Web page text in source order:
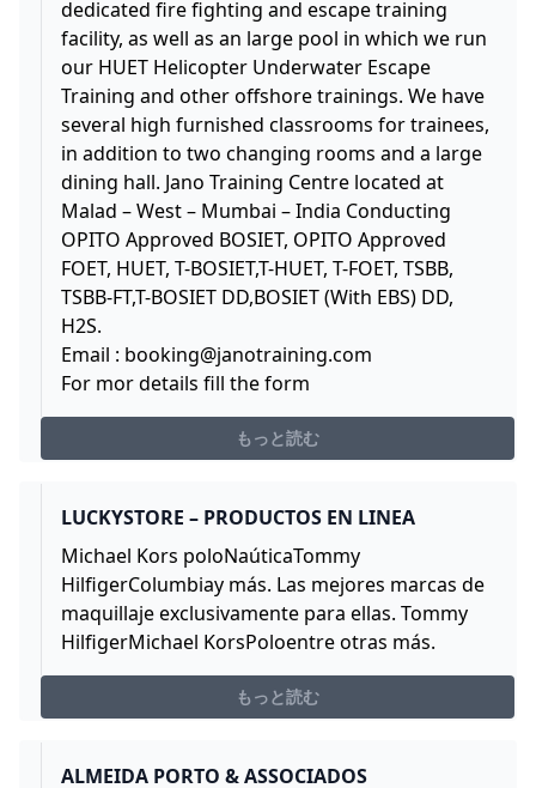
TRAINING BOSIET-EBS-DD T-BOSIET-DD
BOSIET-EBS FOET-EBS HUET-EBS T-BOSIET T-
FOET T-HUET TSBB F-TSBB BEST H2S TRAINING
CENTER BEST BOSIET TRAINING CENTER BEST
FOET TRAINING CENTER BEST HUET TRAINING
CENTER OPITO APPROVED BOSIET COURSE
OPITO APPROVED H2S
dedicated fire fighting and escape training
facility, as well as an large pool in which we run
our HUET Helicopter Underwater Escape
Training and other offshore trainings. We have
several high furnished classrooms for trainees,
in addition to two changing rooms and a large
dining hall. Jano Training Centre located at
Malad – West – Mumbai – India Conducting
OPITO Approved BOSIET, OPITO Approved
FOET, HUET, T-BOSIET,T-HUET, T-FOET, TSBB,
TSBB-FT,T-BOSIET DD,BOSIET (With EBS) DD,
H2S.
Email : booking@janotraining.com
For mor details fill the form
もっと読む
LUCKYSTORE – PRODUCTOS EN LINEA
Michael Kors poloNaúticaTommy
HilfigerColumbiay más. Las mejores marcas de
maquillaje exclusivamente para ellas. Tommy
HilfigerMichael KorsPoloentre otras más.
もっと読む
ALMEIDA PORTO & ASSOCIADOS